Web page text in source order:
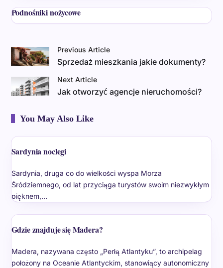
Podnośniki nożycowe
Previous Article
Sprzedaż mieszkania jakie dokumenty?
Next Article
Jak otworzyć agencje nieruchomości?
You May Also Like
Sardynia noclegi
Sardynia, druga co do wielkości wyspa Morza
Śródziemnego, od lat przyciąga turystów swoim niezwykłym
pięknem,…
Gdzie znajduje się Madera?
Madera, nazywana często „Perłą Atlantyku”, to archipelag
położony na Oceanie Atlantyckim, stanowiący autonomiczny